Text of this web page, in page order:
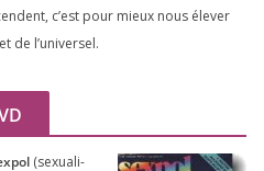
c’est pour mieux nous éle­ver
de l’universel.
(sexua­li­